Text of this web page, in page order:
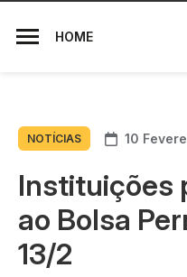
HOME
NOTÍCIAS 10
Instituições
ao Bolsa
13/2